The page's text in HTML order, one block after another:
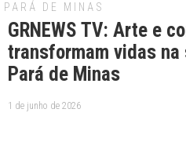
PARÁ DE MINAS
GRNEWS TV: Arte e
transformam vidas na
Pará de Minas
1 de junho de 2026